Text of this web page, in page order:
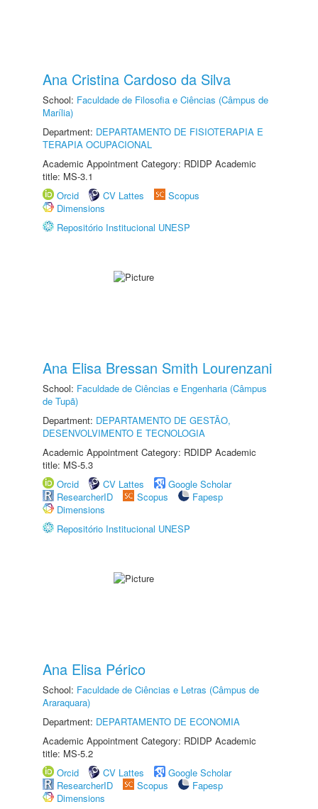
Ana Cristina Cardoso da Silva
School: Faculdade de Filosofia e Ciências (Câmpus de
Marília)
Department: DEPARTAMENTO DE FISIOTERAPIA E
TERAPIA OCUPACIONAL
Academic Appointment Category: RDIDP Academic
title: MS-3.1
Orcid
CV Lattes
Scopus
Dimensions
Repositório Institucional UNESP
Ana Elisa Bressan Smith Lourenzani
School: Faculdade de Ciências e Engenharia (Câmpus
de Tupã)
Department: DEPARTAMENTO DE GESTÃO,
DESENVOLVIMENTO E TECNOLOGIA
Academic Appointment Category: RDIDP Academic
title: MS-5.3
Orcid
CV Lattes
Google Scholar
ResearcherID
Scopus
Fapesp
Dimensions
Repositório Institucional UNESP
Ana Elisa Périco
School: Faculdade de Ciências e Letras (Câmpus de
Araraquara)
Department: DEPARTAMENTO DE ECONOMIA
Academic Appointment Category: RDIDP Academic
title: MS-5.2
Orcid
CV Lattes
Google Scholar
ResearcherID
Scopus
Fapesp
Dimensions